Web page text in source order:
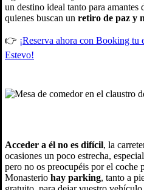
un destino ideal tanto para amantes
quienes buscan un retiro de paz y
👉 ¡Reserva ahora con Booking tu
Estevo!
Acceder a él no es difícil, la
ocasiones un poco estrecha,
pero no os preocupéis por el coche
Monasterio hay parking, tanto a